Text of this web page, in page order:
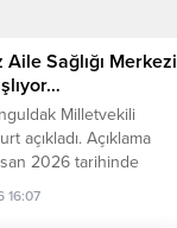
Sağlığı Merkezi
Milletvekili
açıkladı. Açıklama
2026 tarihinde
Fikri Oğuz Aile
yapım
16:07